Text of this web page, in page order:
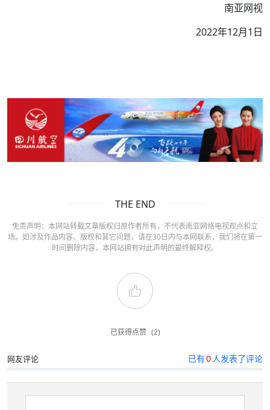
南亚网视
2022年12月1日
THE END
免责声明：本网站转载文章版权归原作者所有，不代表南亚网络电视观点和立
场。如涉及作品内容、版权和其它问题，请在30日内与本网联系，我们将在第一
时间删除内容，本网站拥有对此声明的最终解释权。
已获得点赞 (2)
网友评论 已有0人发表了评论